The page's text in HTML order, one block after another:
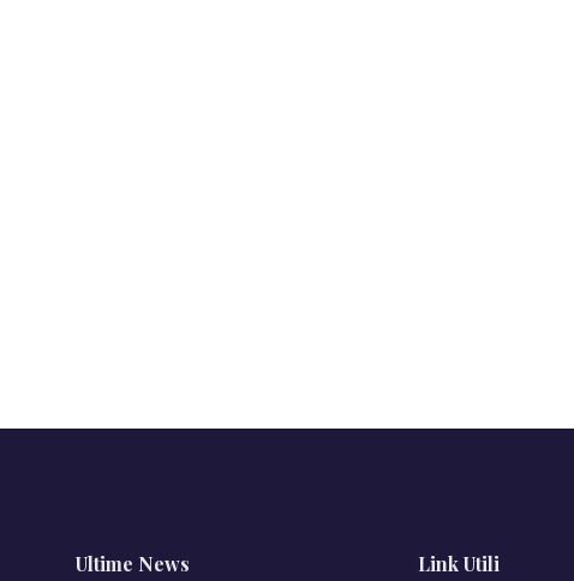
Ultime News Link Utili